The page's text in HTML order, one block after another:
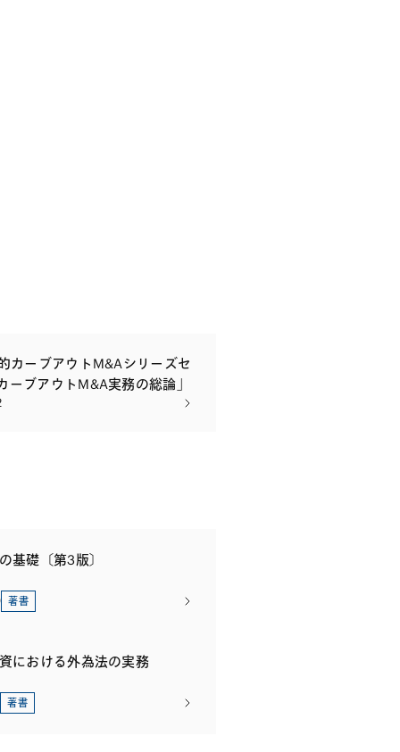
カーブアウトM&Aシリーズセ
ーブアウトM&A実務の総論」
基礎〔第3版〕
著書
における外為法の実務
著書